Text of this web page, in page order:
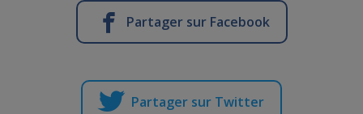
Partager sur Facebook
Partager sur Twitter